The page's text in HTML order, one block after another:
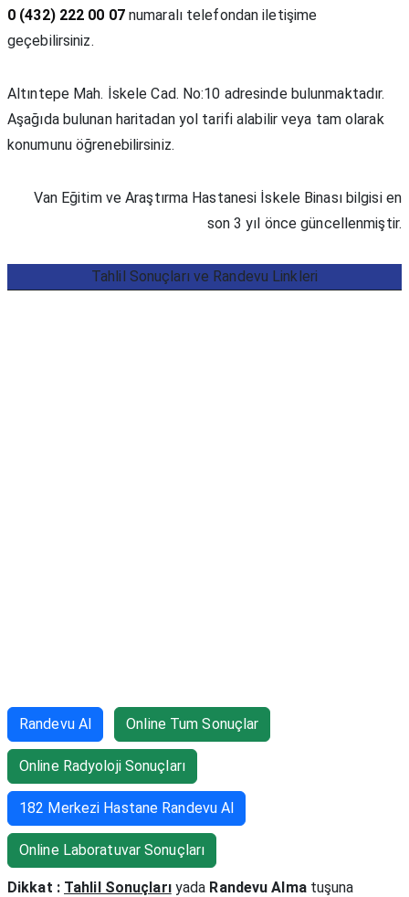
0 (432) 222 00 07numaralı telefondan iletişime
geçebilirsiniz.
Altıntepe Mah. İskele Cad. No:10 adresinde bulunmaktadır.
Aşağıda bulunan haritadan yol tarifi alabilir veya tam olarak
konumunu öğrenebilirsiniz.
Van Eğitim ve Araştırma Hastanesi İskele Binası bilgisi en
son 3 yıl önce güncellenmiştir.
Tahlil Sonuçları ve Randevu Linkleri
Randevu Al Online Tum Sonuçlar
Online Radyoloji Sonuçları
182 Merkezi Hastane Randevu Al
Online Laboratuvar Sonuçları
Dikkat : Tahlil Sonuçlarıyada Randevu Almatuşuna